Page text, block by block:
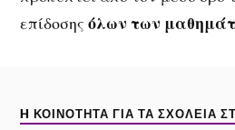
επίδοσηςόλων των
H ΚΟΙΝΌΤΗΤΑ ΓΙΑ ΤΑ ΣΧΟΛΕΊΑ